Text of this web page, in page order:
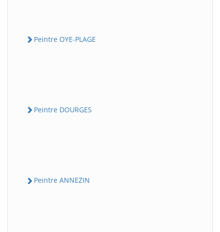
Peintre OYE-PLAGE
Peintre DOURGES
Peintre ANNEZIN